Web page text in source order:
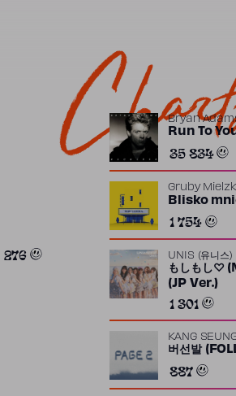
276
Bryan
Run To
35 834
Gruby
Returners
Blisko
1 754
UNIS (유니스)
もしもし♡
(JP Ver.)
1 301
KANG
버선발
887